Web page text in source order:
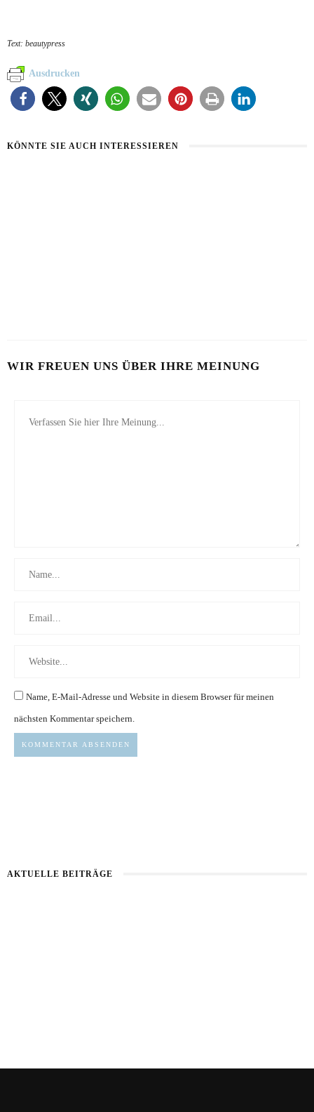
Text: beautypress
Ausdrucken
KÖNNTE SIE AUCH INTERESSIEREN
WIR FREUEN UNS ÜBER IHRE MEINUNG
Name, E-Mail-Adresse und Website in diesem Browser für meinen
nächsten Kommentar speichern.
AKTUELLE BEITRÄGE